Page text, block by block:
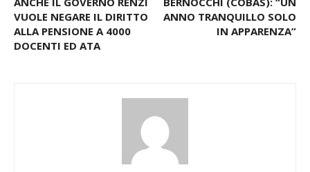
VUOLE NEGARE IL DIRITTO
ALLA PENSIONE A 4000
DOCENTI ED ATA
ANNO TRANQUILLO SOLO
IN APPARENZA”